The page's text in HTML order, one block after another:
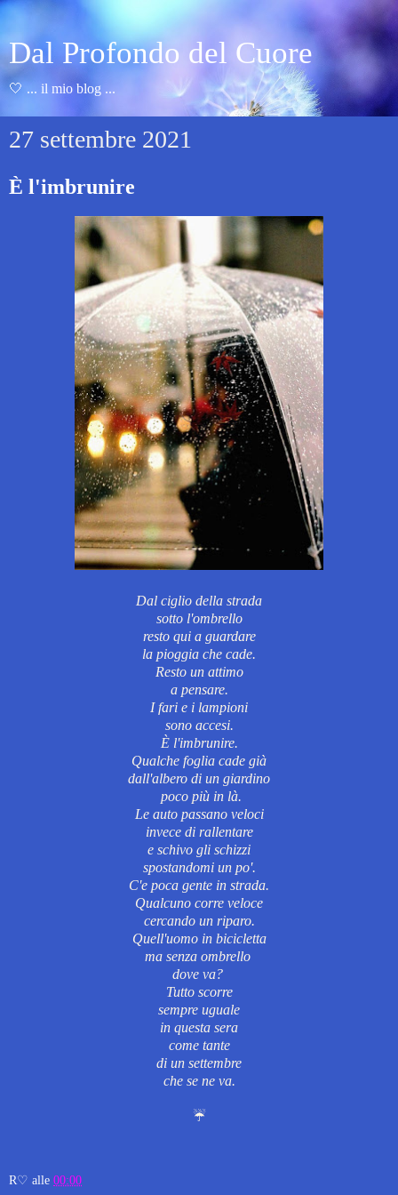
Dal Profondo del Cuore
🤍 ... il mio blog ...
27 settembre 2021
È l'imbrunire
Dal ciglio della strada
sotto l'ombrello
resto qui a guardare
la pioggia che cade.
Resto un attimo
a pensare.
I fari e i lampioni
sono accesi.
È l'imbrunire.
Qualche foglia cade già
dall'albero di un giardino
poco più in là.
Le auto passano veloci
invece di rallentare
e schivo gli schizzi
spostandomi un po'.
C'e poca gente in strada.
Qualcuno corre veloce
cercando un riparo.
Quell'uomo in bicicletta
ma senza ombrello
dove va?
Tutto scorre
sempre uguale
in questa sera
come tante
di un settembre
che se ne va.
☔
R♡ alle 00:00